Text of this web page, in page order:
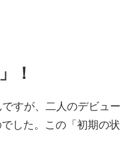
！
すが、二人のデビュー
した。この「初期の状